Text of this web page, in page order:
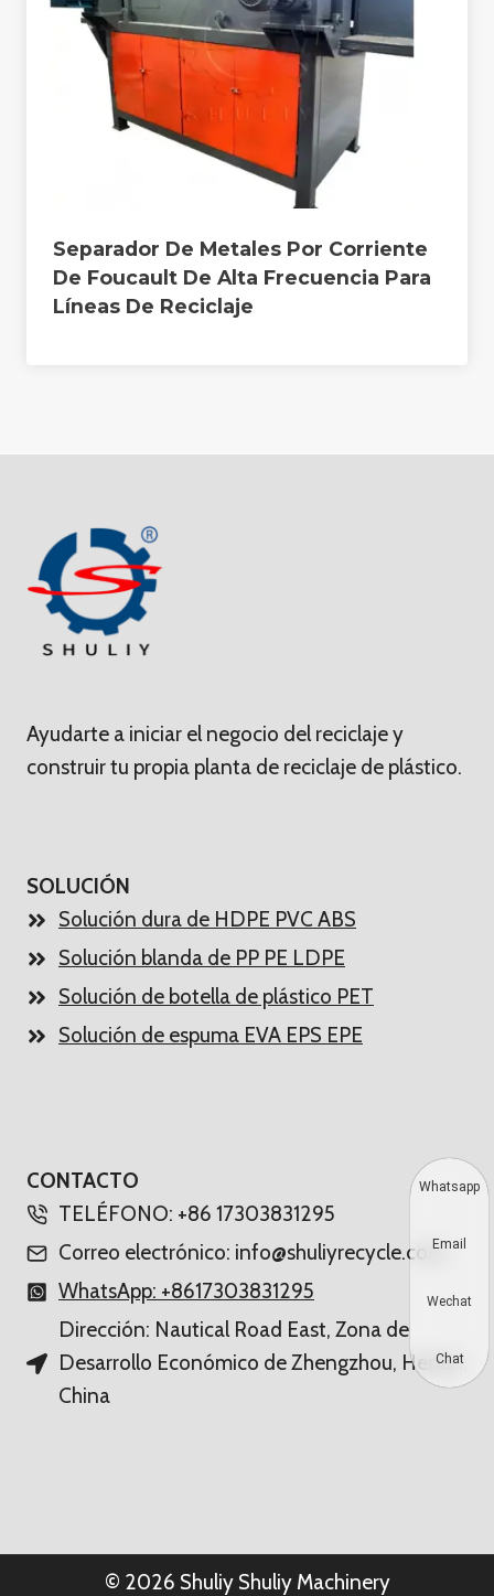
Separador De Metales Por Corriente
De Foucault De Alta Frecuencia Para
Líneas De Reciclaje
Ayudarte a iniciar el negocio del reciclaje y
construir tu propia planta de reciclaje de plástico.
SOLUCIÓN
Solución dura de HDPE PVC ABS
Solución blanda de PP PE LDPE
Solución de botella de plástico PET
Solución de espuma EVA EPS EPE
CONTACTO
TELÉFONO: +86 17303831295
Correo electrónico: info@shuliyrecycle.com
WhatsApp: +8617303831295
Dirección: Nautical Road East, Zona de
Desarrollo Económico de Zhengzhou, Henan,
China
© 2026 Shuliy Shuliy Machinery
Whatsapp
Email
Wechat
Chat